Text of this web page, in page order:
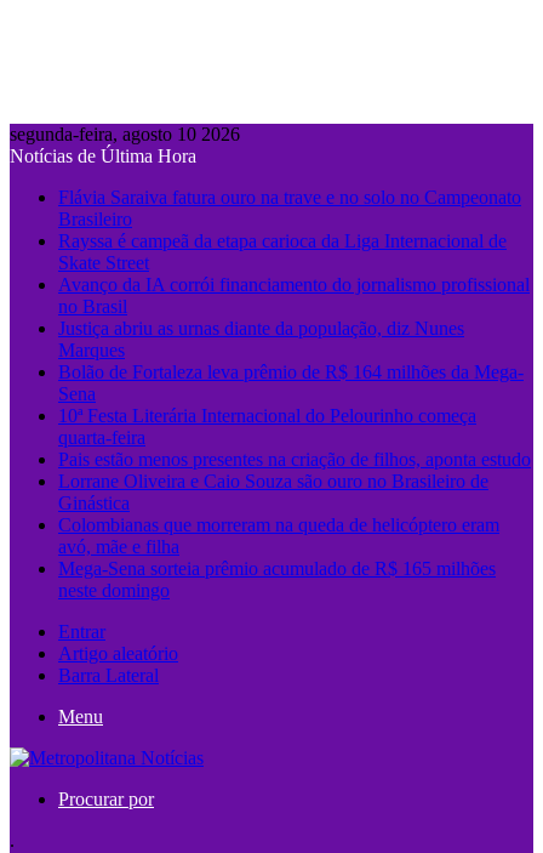
segunda-feira, agosto 10 2026
Notícias de Última Hora
Flávia Saraiva fatura ouro na trave e no solo no Campeonato
Brasileiro
Rayssa é campeã da etapa carioca da Liga Internacional de
Skate Street
Avanço da IA corrói financiamento do jornalismo profissional
no Brasil
Justiça abriu as urnas diante da população, diz Nunes
Marques
Bolão de Fortaleza leva prêmio de R$ 164 milhões da Mega-
Sena
10ª Festa Literária Internacional do Pelourinho começa
quarta-feira
Pais estão menos presentes na criação de filhos, aponta estudo
Lorrane Oliveira e Caio Souza são ouro no Brasileiro de
Ginástica
Colombianas que morreram na queda de helicóptero eram
avó, mãe e filha
Mega-Sena sorteia prêmio acumulado de R$ 165 milhões
neste domingo
Entrar
Artigo aleatório
Barra Lateral
Menu
Procurar por
.